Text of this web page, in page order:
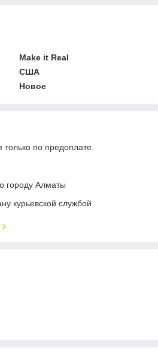
Make it Real
США
Новое
только по предоплате.
городу Алматы
курьевской службой